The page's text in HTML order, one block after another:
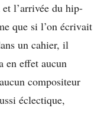
l’arrivée du hip-
que si l’on écrivait
un cahier, il
en effet aucun
compositeur
éclectique,